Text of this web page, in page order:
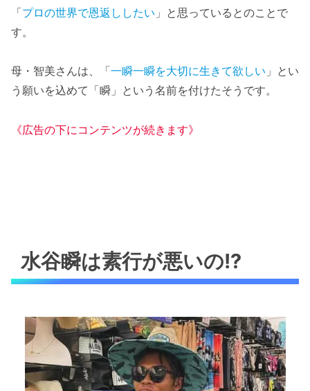
「プロの世界で恩返ししたい 」と思っているとのことで
す。
母・智美さんは、「一瞬一瞬を大切に生きて欲しい 」とい
う願いを込めて「瞬」という名前を付けたそうです。
《広告の下にコンテンツが続きます》
水谷瞬は素行が悪いの!?